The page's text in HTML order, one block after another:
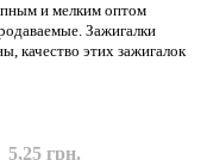
и мелким оптом
Зажигалки
качество этих зажигалок
грн.